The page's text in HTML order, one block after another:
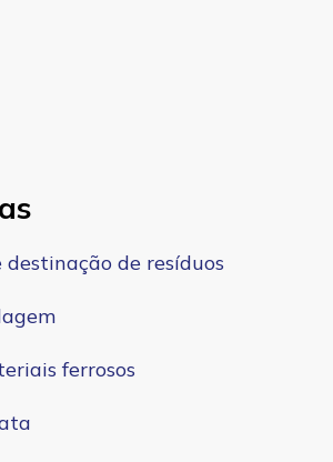
de resíduos
ferrosos